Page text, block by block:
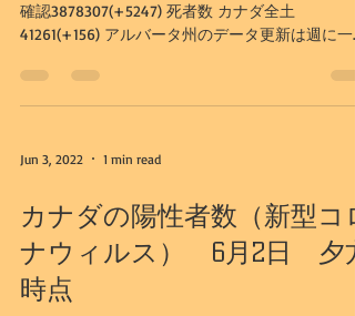
確認3878307(+5247) 死者数 カナダ全土
41261(+156) アルバータ州のデータ更新は週に一
新のものとなります。 アルバータ州...
Jun 3, 2022 1 min read
カナダの陽性者数（新型コ
ナウィルス） 6月2日 夕方
時点